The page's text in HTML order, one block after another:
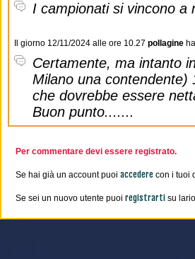
I campionati si vincono a
Il giorno 12/11/2024 alle ore 10.27 pollagine
Certamente, ma intanto
Milano una
che dovrebbe essere
Buon punto.......
Per commentare devi essere registrato.
Se hai già un account puoi accedere con i tuoi
Se sei un nuovo utente puoi registrarti su